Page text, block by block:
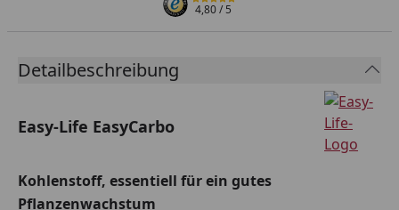
4,80/ 5
Detailbeschreibung
Easy-Life EasyCarbo
Kohlenstoff, essentiell für ein gutes
Pflanzenwachstum